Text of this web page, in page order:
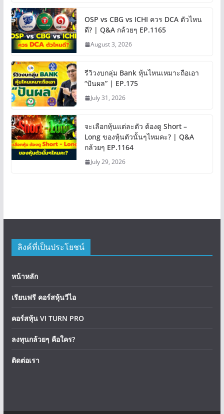
OSP vs CBG vs ICHI ควร DCA ตัวไหน
ดี? | Q&A กล้วยๆ EP.1165
August 3, 2026
รีวิวงบกลุ่ม Bank หุ้นไหนเหมาะถือเอา
“ปันผล” | EP.175
July 31, 2026
จะเลือกหุ้นแต่ละตัว ต้องดู Short –
Long ของหุ้นตัวนั้นๆไหมคะ? | Q&A
กล้วยๆ EP.1164
July 29, 2026
ลิงค์ที่เป็นประโยชน์
หน้าหลัก
เรียนฟรี คอร์สหุ้นวีไอ
คอร์สหุ้น VI TURN PRO
ลงทุนกล้วยๆ คือใคร?
ติดต่อเรา